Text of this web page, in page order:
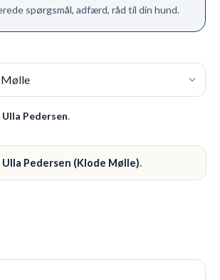
spørgsmål, adfærd, råd til din hund.
Ulla Pedersen.
Ulla Pedersen (Klode Mølle).